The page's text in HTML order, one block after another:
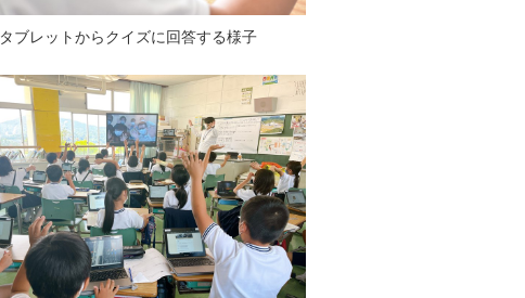
タブレットからクイズに回答する様子